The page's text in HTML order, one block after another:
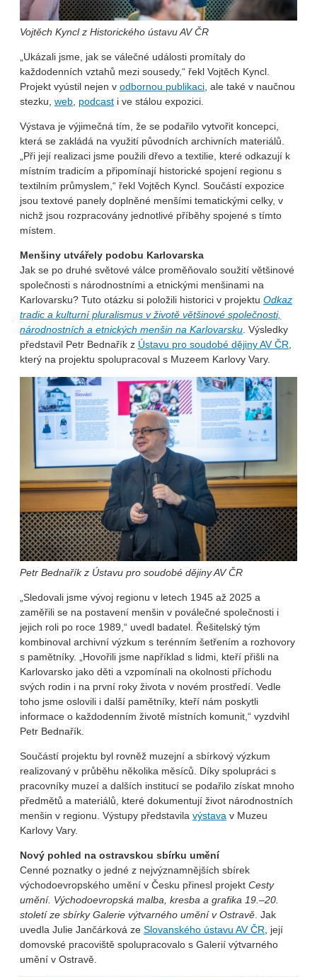
Vojtěch Kyncl z Historického ústavu AV ČR
„Ukázali jsme, jak se válečné události promítaly do
každodenních vztahů mezi sousedy,“ řekl Vojtěch Kyncl.
Projekt vyústil nejen v odbornou publikaci , ale také v naučnou
stezku, web podcast i ve stálou expozici.
Výstava je výjimečná tím, že se podařilo vytvořit koncepci,
která se zakládá na využití původních archivních materiálů.
„Při její realizaci jsme použili dřevo a textilie, které odkazují k
místním tradicím a připomínají historické spojení regionu s
textilním průmyslem,“ řekl Vojtěch Kyncl. Součástí expozice
jsou textové panely doplněné menšími tematickými celky, v
nichž jsou rozpracovány jednotlivé příběhy spojené s tímto
místem.
Menšiny utvářely podobu Karlovarska
Jak se po druhé světové válce proměňovalo soužití většinové
společnosti s národnostními a etnickými menšinami na
Karlovarsku? Tuto otázku si položili historici v projektu Odkaz
tradic a kulturní pluralismus v životě většinové společnosti,
národnostních a etnických menšin na Karlovarsku . Výsledky
představil Petr Bednařík z Ústavu pro soudobé dějiny AV ČR
který na projektu spolupracoval s Muzeem Karlovy Vary.
Petr Bednařík z Ústavu pro soudobé dějiny AV ČR
„Sledovali jsme vývoj regionu v letech 1945 až 2025 a
zaměřili se na postavení menšin v poválečné společnosti i
jejich roli po roce 1989,“ uvedl badatel. Řešitelský tým
kombinoval archivní výzkum s terénním šetřením a rozhovory
s pamětníky. „Hovořili jsme například s lidmi, kteří přišli na
Karlovarsko jako děti a vzpomínali na okolnosti příchodu
svých rodin i na první roky života v novém prostředí. Vedle
toho jsme oslovili i další pamětníky, kteří nám poskytli
informace o každodenním životě místních komunit,“ vyzdvihl
Petr Bednařík.
Součástí projektu byl rovněž muzejní a sbírkový výzkum
realizovaný v průběhu několika měsíců. Díky spolupráci s
pracovníky muzeí a dalších institucí se podařilo získat mnoho
předmětů a materiálů, které dokumentují život národnostních
menšin v regionu. Výstupy představila výstava v Muzeu
Karlovy Vary.
Nový pohled na ostravskou sbírku umění
Cenné poznatky o jedné z nejvýznamnějších sbírek
východoevropského umění v Česku přinesl projekt Cesty
umění. Východoevropská malba, kresba a grafika 19.–20.
století ze sbírky Galerie výtvarného umění v Ostravě. Jak
uvedla Julie Jančárková ze Slovanského ústavu AV ČR, její
domovské pracoviště spolupracovalo s Galerií výtvarného
umění v Ostravě.